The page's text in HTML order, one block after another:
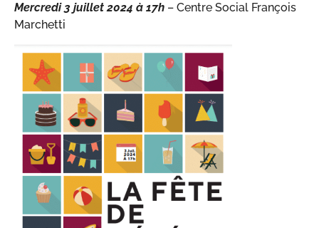
Mercredi 3 juillet 2024 à 17h – Centre Social François
Marchetti